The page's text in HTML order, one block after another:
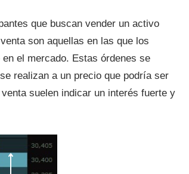
que buscan vender un activo
son aquellas en las que los
el mercado. Estas órdenes se
realizan a un precio que podría ser
suelen indicar un interés fuerte y